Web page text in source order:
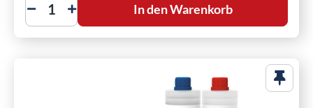
In den Warenkorb